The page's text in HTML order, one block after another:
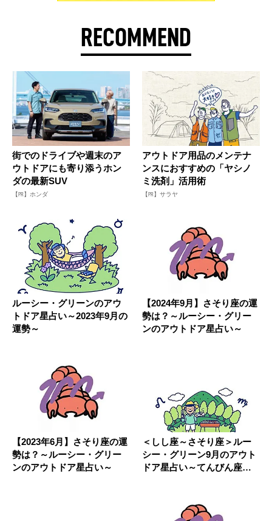
RECOMMEND
街でのドライブや週末のア
ウトドアにも寄り添うホン
ダの最新SUV
【PR】ホンダ
アウトドア用品のメンテナ
ンスにおすすめの「ヤシノ
ミ洗剤」活用術
【PR】サラヤ
ルーシー・グリーンのアウ
トドア星占い～2023年9月の
運勢～
【2024年9月】さそり座の運
勢は？～ルーシー・グリー
ンのアウトドア星占い～
【2023年6月】さそり座の運
勢は？～ルーシー・グリー
ンのアウトドア星占い～
＜しし座～さそり座＞ルー
シー・グリーン9月のアウト
ドア星占い～てんびん座は